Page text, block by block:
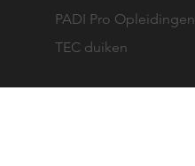
PADI Pro Opleidingen
TEC duiken